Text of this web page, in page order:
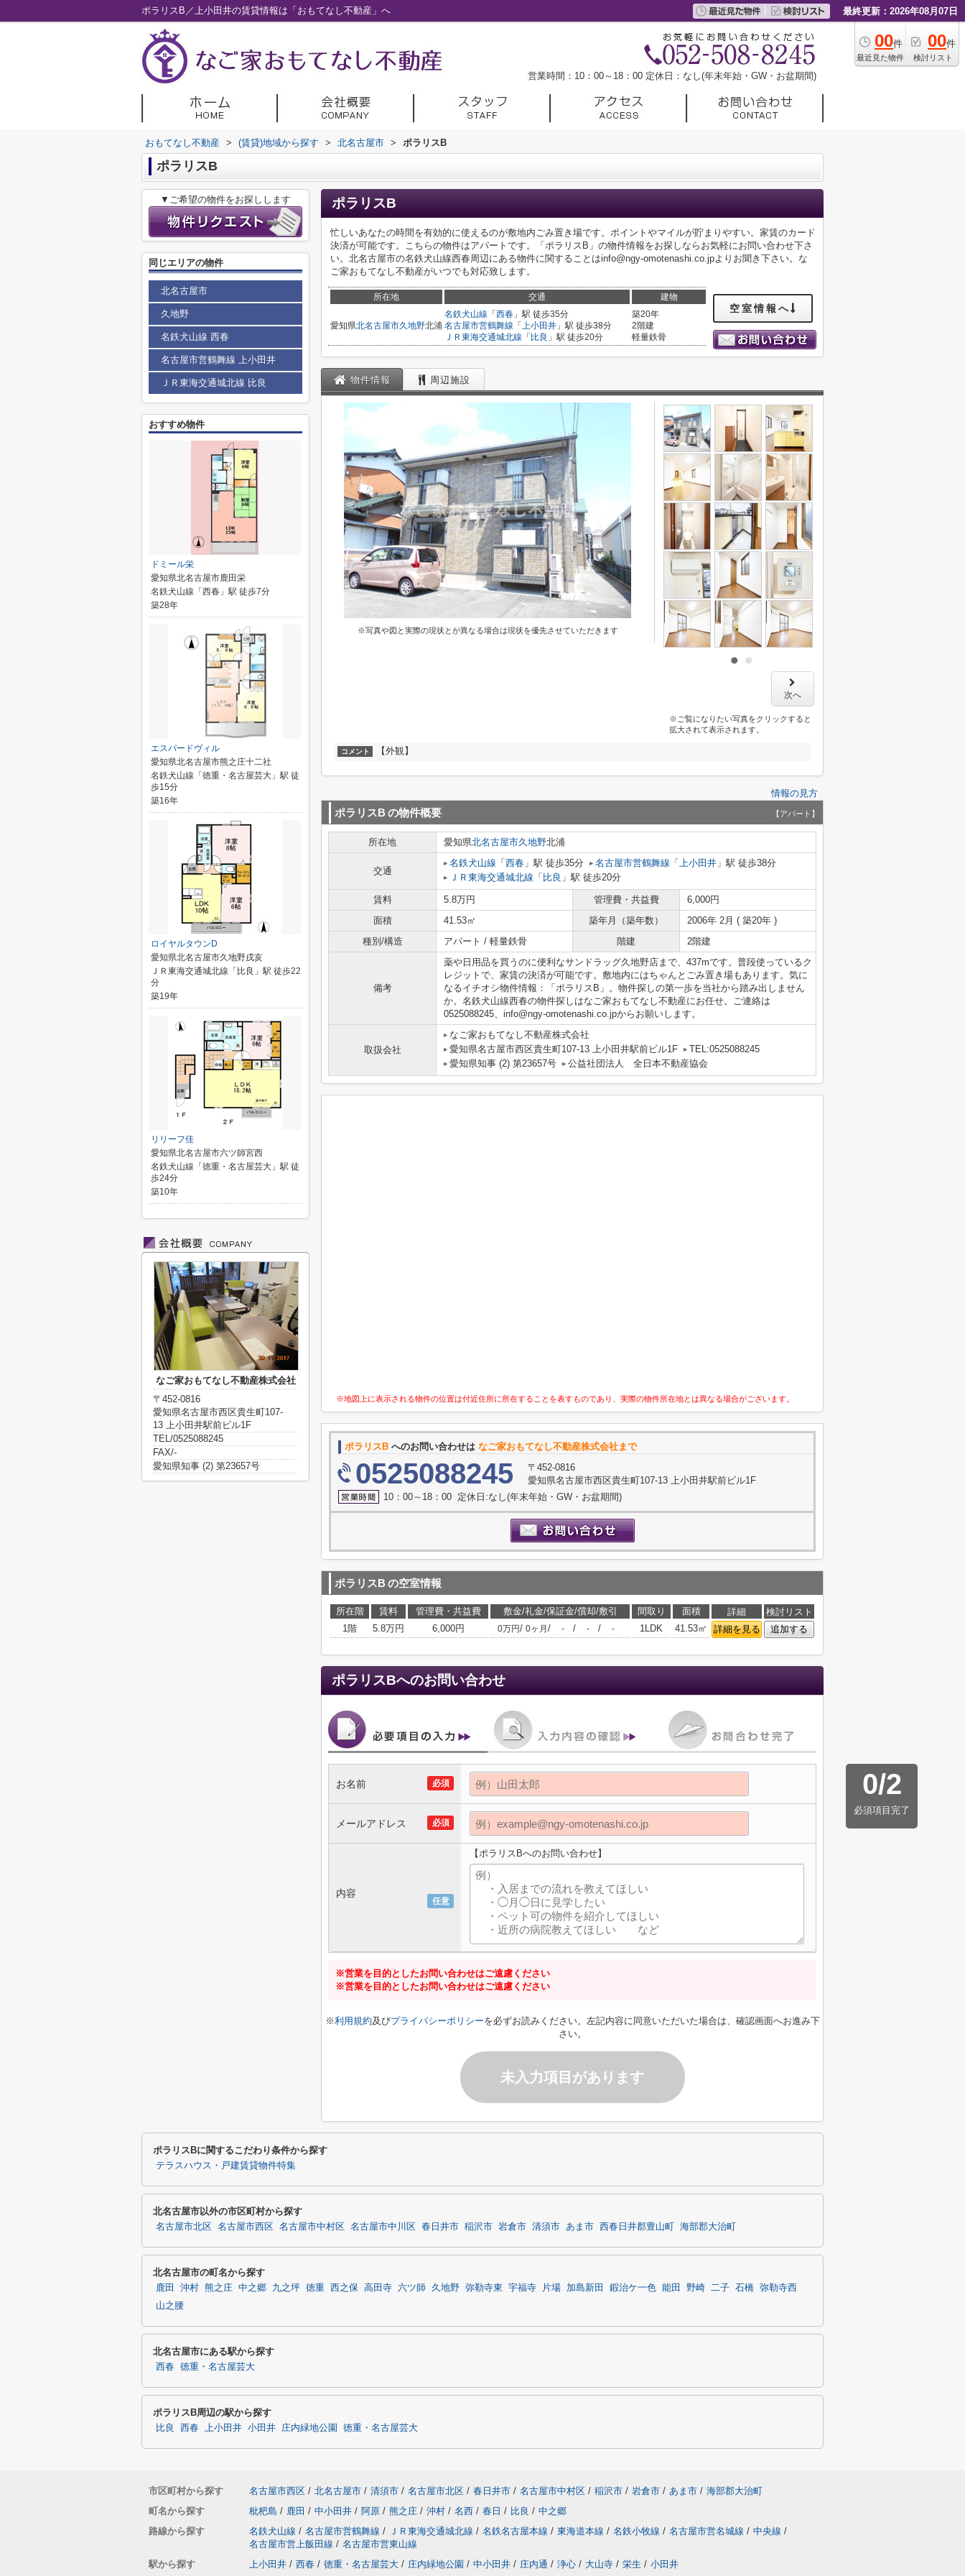
ポラリスB／上小田井の賃貸情報は「おもてなし不動産」へ 最終更新：2026年08月07日
00件
最近見た物件
00件
検討リスト
営業時間：10：00～18：00 定休日：なし(年末年始・GW・お盆期間)
おもてなし不動産 > (賃貸)地域から探す > 北名古屋市 > ポラリスB
ポラリスB
ポラリスB
忙しいあなたの時間を有効的に使えるのが敷地内ごみ置き場です。ポイントやマイルが貯まりやすい。家賃のカード
決済が可能です。こちらの物件はアパートです。「ポラリスB」の物件情報をお探しならお気軽にお問い合わせ下さ
い。北名古屋市の名鉄犬山線西春周辺にある物件に関することはinfo@ngy-omotenashi.co.jpよりお聞き下さい。な
ご家おもてなし不動産がいつでも対応致します。
所在地 交通 建物
愛知県北名古屋市久地野北浦
名鉄犬山線 「 西春 」駅 徒歩35分
名古屋市営鶴舞線 「 上小田井 」駅 徒歩38分
ＪＲ東海交通城北線 「 比良 」駅 徒歩20分
築20年
2階建
軽量鉄骨
空室情報へ
物件情報 周辺施設
※写真や図と実際の現状とが異なる場合は現状を優先させていただきます
次へ
※ご覧になりたい写真をクリックすると
拡大されて表示されます。
コメント 【外観】
情報の見方
ポラリスB の物件概要 【アパート】
所在地 愛知県北名古屋市久地野北浦
交通
名鉄犬山線 「 西春 」駅 徒歩35分 名古屋市営鶴舞線 「 上小田井 」駅 徒歩38分
ＪＲ東海交通城北線 「 比良 」駅 徒歩20分
賃料 5.8万円 管理費・共益費
6,000円
面積
41.53㎡ 築年月（築年数）
2006年 2月 ( 築20年 )
種別/構造
アパート / 軽量鉄骨 階建 2階建
備考
薬や日用品を買うのに便利なサンドラッグ久地野店まで、437mです。普段使っているク
レジットで、家賃の決済が可能です。敷地内にはちゃんとごみ置き場もあります。気に
なるイチオシ物件情報：「ポラリスB」。物件探しの第一歩を当社から踏み出しません
か。名鉄犬山線西春の物件探しはなご家おもてなし不動産にお任せ。ご連絡は
0525088245、info@ngy-omotenashi.co.jpからお願いします。
取扱会社
なご家おもてなし不動産株式会社
愛知県名古屋市西区貴生町107-13 上小田井駅前ビル1F
TEL:0525088245
愛知県知事 (2) 第23657号
公益社団法人 全日本不動産協会
※地図上に表示される物件の位置は付近住所に所在することを表すものであり、実際の物件所在地とは異なる場合がございます。
ポラリスB へのお問い合わせは なご家おもてなし不動産株式会社まで
0525088245
〒452-0816
愛知県名古屋市西区貴生町107-13 上小田井駅前ビル1F
10：00～18：00 定休日:なし(年末年始・GW・お盆期間)
ポラリスB の空室情報
所在階 賃料 管理費・共益費 敷金/礼金/保証金/償却/敷引 間取り 面積 詳細
検討リスト
1階
5.8万円 6,000円 0万円/ 0ヶ月 / - / - / - 1LDK 41.53㎡ 詳細を見る 追加する
ポラリスBへのお問い合わせ
0/2
必須項目完了
必須
お名前
必須
メールアドレス
任意
内容
【ポラリスBへのお問い合わせ】
※営業を目的としたお問い合わせはご遠慮ください
※営業を目的としたお問い合わせはご遠慮ください
※利用規約及びプライバシーポリシーを必ずお読みください。左記内容に同意いただいた場合は、確認画面へお進み下
さい。
未入力項目があります
▼ご希望の物件をお探しします
同じエリアの物件
北名古屋市
久地野
名鉄犬山線 西春
名古屋市営鶴舞線 上小田井
ＪＲ東海交通城北線 比良
おすすめ物件
ドミール栄
愛知県北名古屋市鹿田栄
名鉄犬山線「西春」駅 徒歩7分
築28年
エスパードヴィル
愛知県北名古屋市熊之庄十二社
名鉄犬山線「徳重・名古屋芸大」駅 徒
歩15分
築16年
ロイヤルタウンD
愛知県北名古屋市久地野戌亥
ＪＲ東海交通城北線「比良」駅 徒歩22
分
築19年
リリーフ佳
愛知県北名古屋市六ツ師宮西
名鉄犬山線「徳重・名古屋芸大」駅 徒
歩24分
築10年
なご家おもてなし不動産株式会社
〒452-0816
愛知県名古屋市西区貴生町107-
13 上小田井駅前ビル1F
TEL/0525088245
FAX/-
愛知県知事 (2) 第23657号
ポラリスBに関するこだわり条件から探す
テラスハウス・戸建賃貸物件特集
北名古屋市以外の市区町村から探す
名古屋市北区 名古屋市西区 名古屋市中村区 名古屋市中川区 春日井市 稲沢市 岩倉市 清須市 あま市 西春日井郡豊山町 海部郡大治町
北名古屋市の町名から探す
鹿田 沖村 熊之庄 中之郷 九之坪 徳重 西之保 高田寺 六ツ師 久地野 弥勒寺東 宇福寺 片場 加島新田 鍜治ケ一色 能田 野崎 二子 石橋 弥勒寺西
山之腰
北名古屋市にある駅から探す
西春 徳重・名古屋芸大
ポラリスB周辺の駅から探す
比良 西春 上小田井 小田井 庄内緑地公園 徳重・名古屋芸大
市区町村から探す 名古屋市西区 / 北名古屋市 / 清須市 / 名古屋市北区 / 春日井市 / 名古屋市中村区 / 稲沢市 / 岩倉市 / あま市 / 海部郡大治町
町名から探す
枇杷島 / 鹿田 / 中小田井 / 阿原 / 熊之庄 / 沖村 / 名西 / 春日 / 比良 / 中之郷
路線から探す
名鉄犬山線 / 名古屋市営鶴舞線 / ＪＲ東海交通城北線 / 名鉄名古屋本線 / 東海道本線 / 名鉄小牧線 / 名古屋市営名城線 / 中央線 /
名古屋市営上飯田線 / 名古屋市営東山線
駅から探す
上小田井 / 西春 / 徳重・名古屋芸大 / 庄内緑地公園 / 中小田井 / 庄内通 / 浄心 / 大山寺 / 栄生 / 小田井